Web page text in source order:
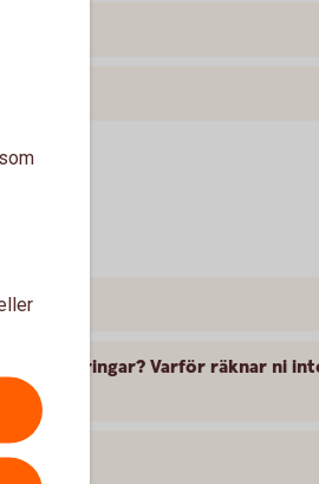
försäkringar? Varför räknar ni